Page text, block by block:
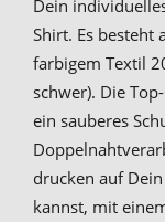
Dein
Shirt. Es besteht
farbigem Textil
schwer). Die
ein sauberes
drucken auf
kannst, mit